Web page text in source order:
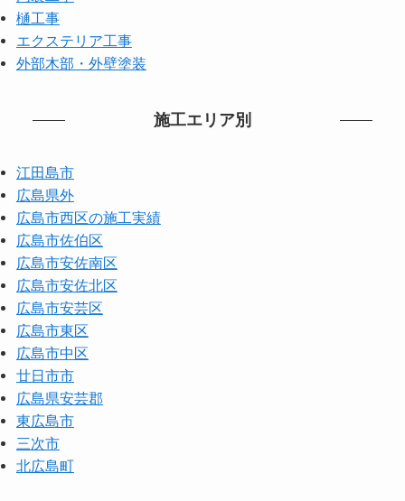
樋工事
エクステリア工事
外部木部・外壁塗装
施工エリア別
江田島市
広島県外
広島市西区の施工実績
広島市佐伯区
広島市安佐南区
広島市安佐北区
広島市安芸区
広島市東区
広島市中区
廿日市市
広島県安芸郡
東広島市
三次市
北広島町